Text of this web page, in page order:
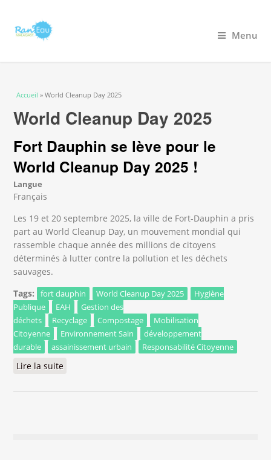
Menu
Vous êtes ici
Accueil » World Cleanup Day 2025
World Cleanup Day 2025
Fort Dauphin se lève pour le
World Cleanup Day 2025 !
Langue
Français
Les 19 et 20 septembre 2025, la ville de Fort-Dauphin a pris
part au World Cleanup Day, un mouvement mondial qui
rassemble chaque année des millions de citoyens
déterminés à lutter contre la pollution et les déchets
sauvages.
Tags:
fort dauphin World Cleanup Day 2025
Hygiène
Publique
EAH
Gestion des
déchets
Recyclage Compostage
Mobilisation
Citoyenne
Environnement Sain
développement
durable
assainissement urbain Responsabilité Citoyenne
Lire la suite